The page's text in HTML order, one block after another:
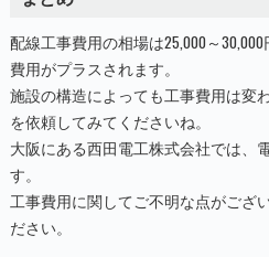
配線工事費用の相場は25,000～
費用がプラスされます。
施設の構造によっても工事費用は変
を依頼してみてくださいね。
大阪にある西田電工株式会社では、
す。
工事費用に関してご不明な点がござ
ださい。